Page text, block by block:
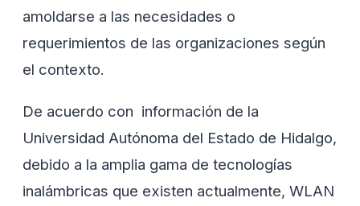
amoldarse a las necesidades o
requerimientos de las organizaciones según
el contexto.
De acuerdo con información de la
Universidad Autónoma del Estado de Hidalgo,
debido a la amplia gama de tecnologías
inalámbricas que existen actualmente, WLAN